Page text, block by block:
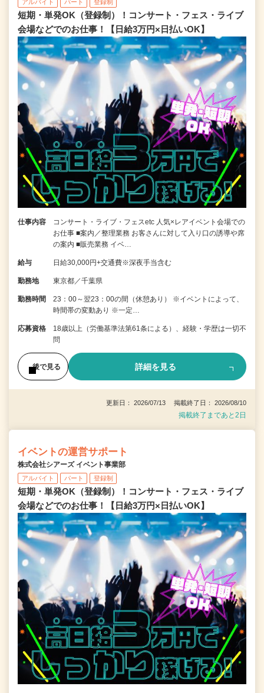
アルバイト パート 登録制
短期・単発OK（登録制）！コンサート・フェス・ライブ
会場などでのお仕事！【日給3万円×日払いOK】
仕事内容
コンサート・ライブ・フェスetc 人気×レアイベント会場での
お仕事 ■案内／整理業務 お客さんに対して入り口の誘導や席
の案内 ■販売業務 イベ…
給与 日給30,000円+交通費※深夜手当含む
勤務地 東京都／千葉県
勤務時間
23：00～翌23：00の間（休憩あり） ※イベントによって、
時間帯の変動あり ※一定…
応募資格
18歳以上（労働基準法第61条による）、経験・学歴は一切不
問
後で見る 詳細を見る
更新日： 2026/07/13 掲載終了日： 2026/08/10
掲載終了まであと2日
イベントの運営サポート
株式会社シアーズ イベント事業部
アルバイト パート 登録制
短期・単発OK（登録制）！コンサート・フェス・ライブ
会場などでのお仕事！【日給3万円×日払いOK】